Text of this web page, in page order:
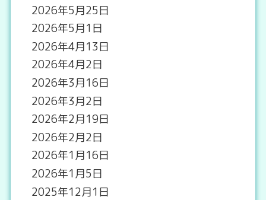
2026年5月25日
2026年5月1日
2026年4月13日
2026年4月2日
2026年3月16日
2026年3月2日
2026年2月19日
2026年2月2日
2026年1月16日
2026年1月5日
2025年12月1日